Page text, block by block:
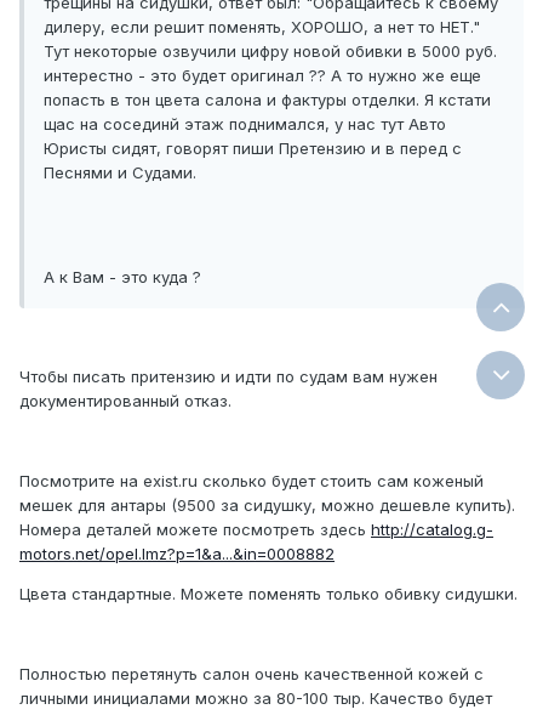
дилеру, если решит поменять, ХОРОШО, а нет то НЕТ."
Тут некоторые озвучили цифру новой обивки в 5000 руб.
интерестно - это будет оригинал ?? А то нужно же еще
попасть в тон цвета салона и фактуры отделки. Я кстати
щас на сосединй этаж поднимался, у нас тут Авто
Юристы сидят, говорят пиши Претензию и в перед с
Песнями и Судами.
А к Вам - это куда ?
Чтобы писать притензию и идти по судам вам нужен
документированный отказ.
Посмотрите на exist.ru сколько будет стоить сам коженый
мешек для антары (9500 за сидушку, можно дешевле купить).
Номера деталей можете посмотреть здесь http://catalog.g-
motors.net/opel.lmz?p=1&a...&in=0008882
Цвета стандартные. Можете поменять только обивку сидушки.
Полностью перетянуть салон очень качественной кожей с
личными инициалами можно за 80-100 тыр. Качество будет